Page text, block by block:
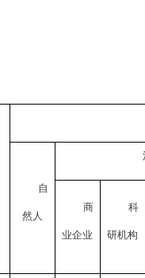
自
然人
商
业企业
科
研机构